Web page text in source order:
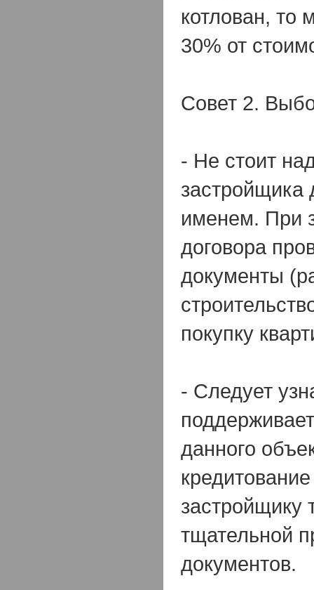
котлован, то
30% от
Совет 2.
- Не стоит
застройщика
именем. При
договора
документы
покупку
- Следует
данного
застройщику
тщательной
документов.